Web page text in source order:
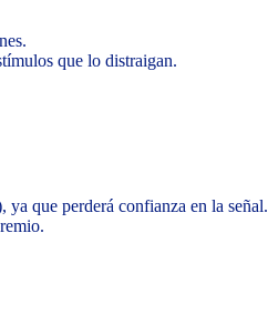
que lo distraigan.
que perderá confianza en la señal.